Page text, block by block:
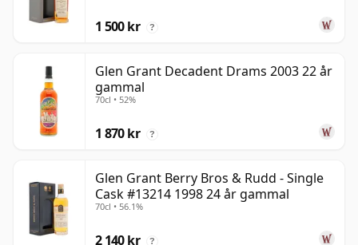
1 500 kr ?
Glen Grant Decadent Drams 2003 22 år
gammal
70cl • 52%
1 870 kr ?
Glen Grant Berry Bros & Rudd - Single
Cask #13214 1998 24 år gammal
70cl • 56.1%
2 140 kr ?